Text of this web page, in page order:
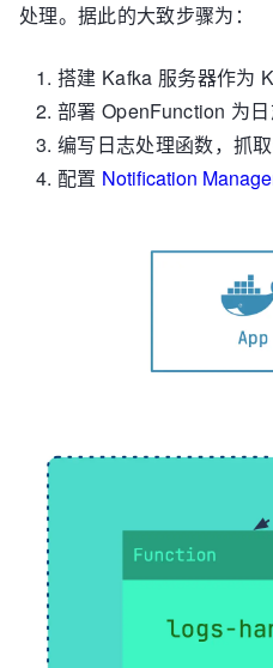
处理。据此的大致步骤为：
搭建 Kafka 服务器作为
部署 OpenFunction 为
编写日志处理函数，抓
配置 Notification